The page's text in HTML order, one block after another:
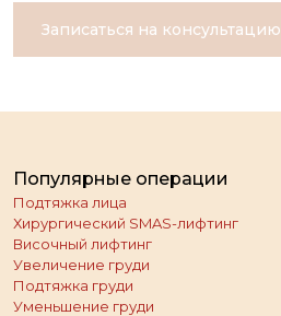
Записаться на консультацию
Популярные операции
Подтяжка лица
Хирургический SMAS-лифтинг
Височный лифтинг
Увеличение груди
Подтяжка груди
Уменьшение груди